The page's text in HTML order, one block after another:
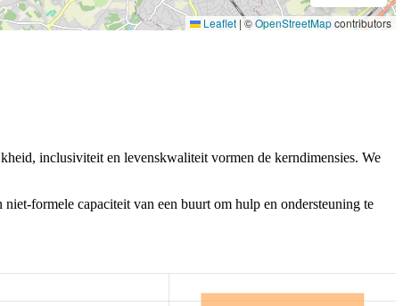
Leaflet |©OpenStreetMapcontributors
inclusiviteit en levenskwaliteit vormen de kerndimensies. We
formele capaciteit van een buurt om hulp en ondersteuning te